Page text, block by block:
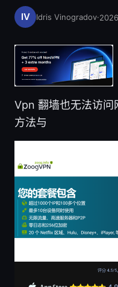
Idris Vinogradov·
Vpn 翻墙也无法访问
方法与